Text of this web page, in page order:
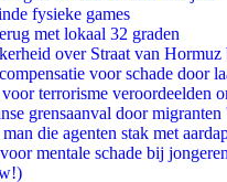
fysieke games
met lokaal 32 graden
over Straat van
voor schade door
terrorisme veroordeelden
grensaanval door
die agenten stak met
mentale schade bij jongeren